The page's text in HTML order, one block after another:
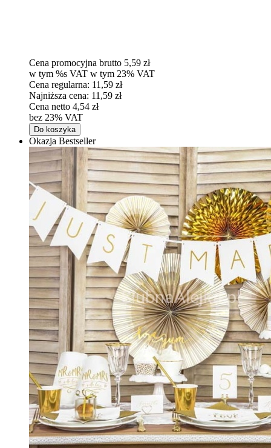
Cena promocyjna brutto 5,59 zł
w tym %s VAT w tym 23% VAT
Cena regularna: 11,59 zł
Najniższa cena: 11,59 zł
Cena netto 4,54 zł
bez 23% VAT
Do koszyka
Okazja Bestseller